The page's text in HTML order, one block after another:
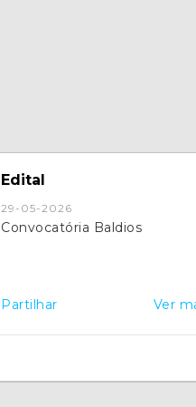
Edital
29-05-2026
Convocatória Baldios
Partilhar Ver